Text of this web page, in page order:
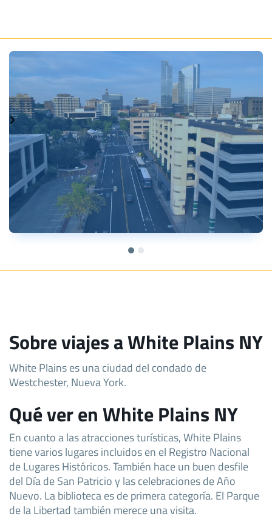
Sobre viajes a White Plains NY
White Plains es una ciudad del condado de
Westchester, Nueva York.
Qué ver en White Plains NY
En cuanto a las atracciones turísticas, White Plains
tiene varios lugares incluidos en el Registro Nacional
de Lugares Históricos. También hace un buen desfile
del Día de San Patricio y las celebraciones de Año
Nuevo. La biblioteca es de primera categoría. El Parque
de la Libertad también merece una visita.